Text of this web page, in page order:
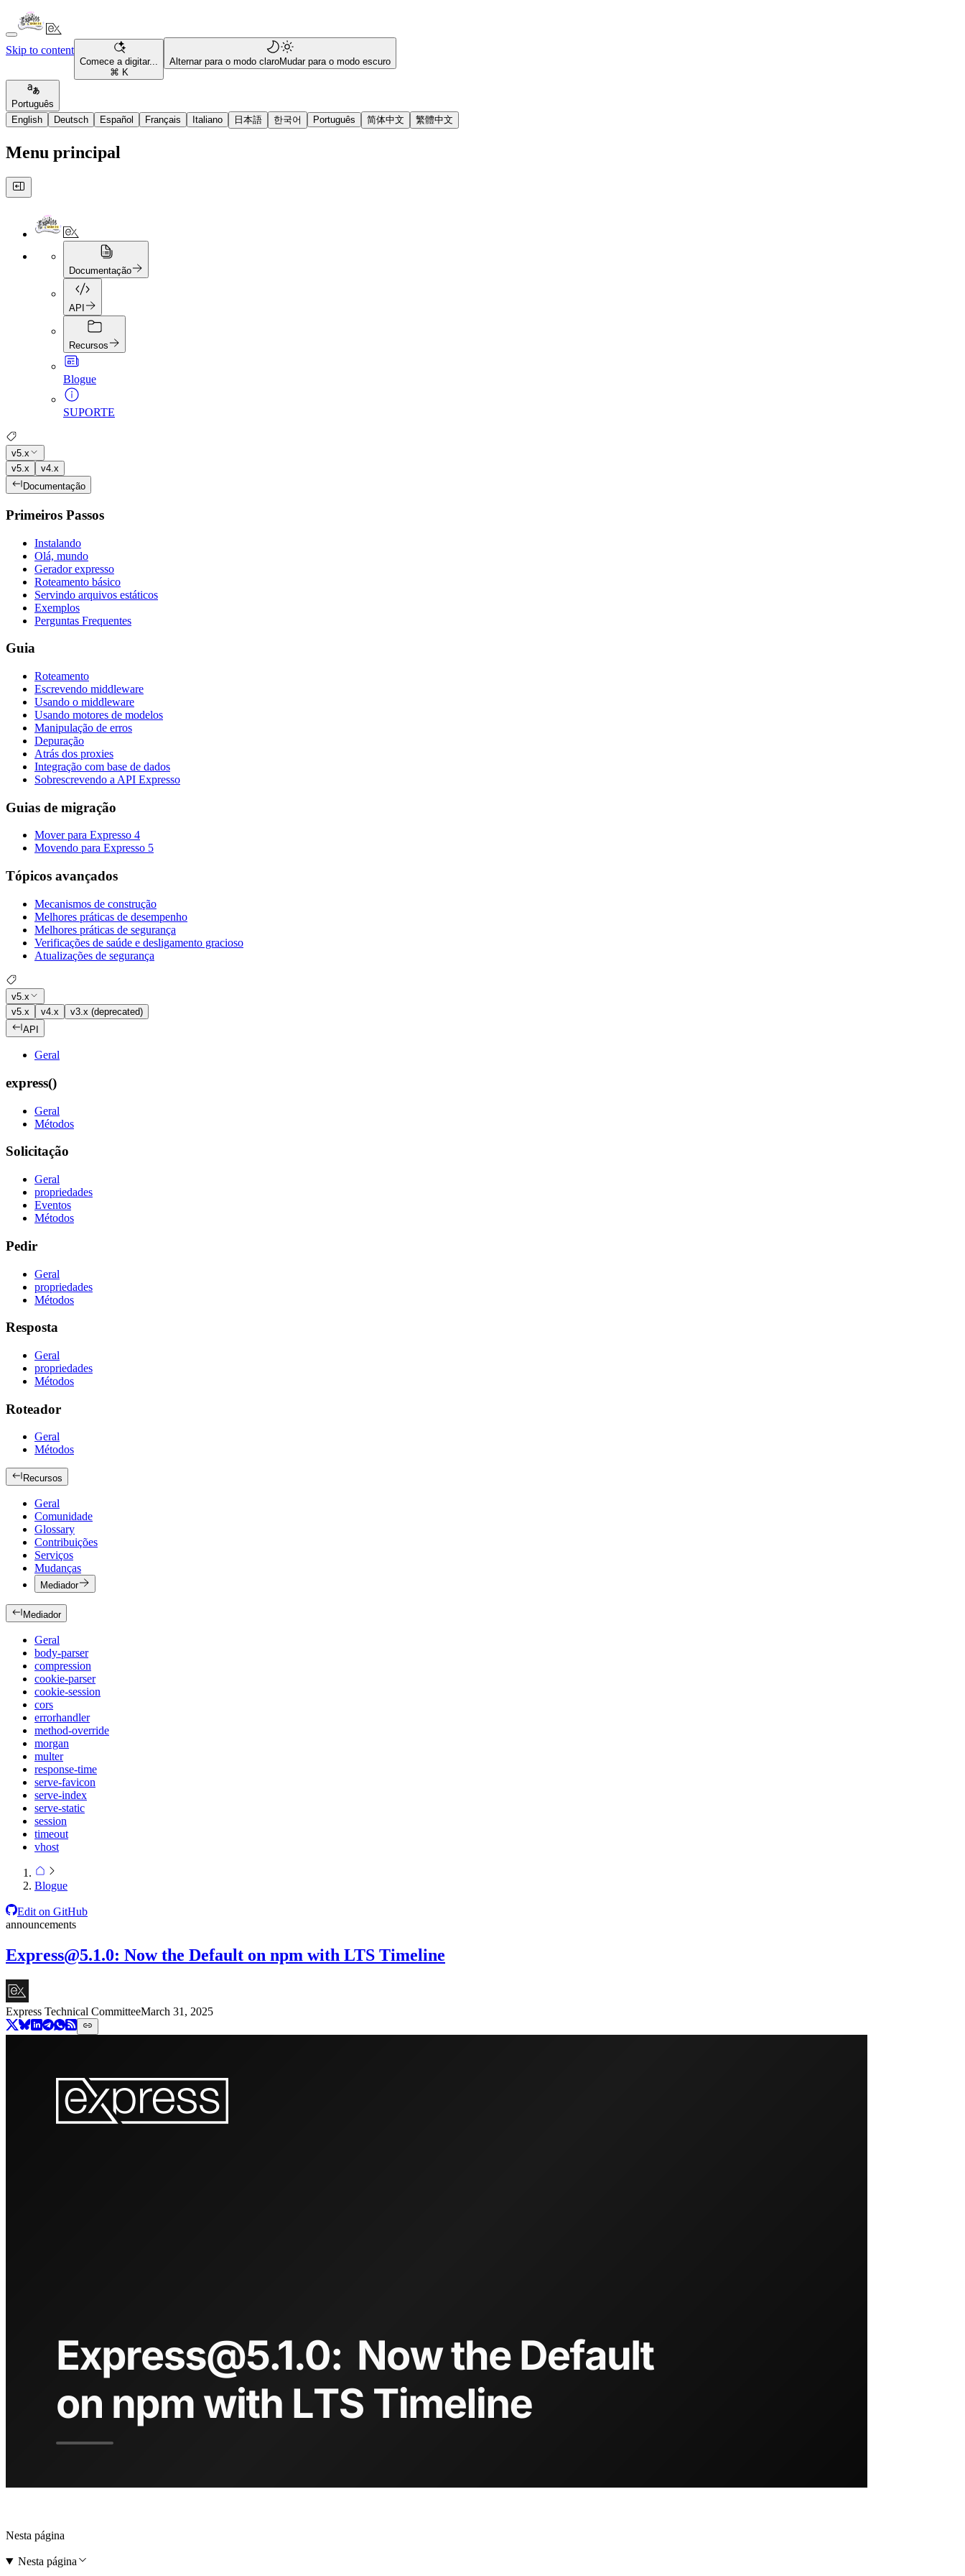
Skip to content
Comece a digitar...
⌘ K
Alternar para o modo claroMudar para o modo escuro
Português
English
Deutsch Español Français Italiano 日本語 한국어 Português 简体中文 繁體中文
Menu principal
Documentação
API
Recursos
Blogue
SUPORTE
v5.x
v5.x
v4.x
Documentação
Primeiros Passos
Instalando
Olá, mundo
Gerador expresso
Roteamento básico
Servindo arquivos estáticos
Exemplos
Perguntas Frequentes
Guia
Roteamento
Escrevendo middleware
Usando o middleware
Usando motores de modelos
Manipulação de erros
Depuração
Atrás dos proxies
Integração com base de dados
Sobrescrevendo a API Expresso
Guias de migração
Mover para Expresso 4
Movendo para Expresso 5
Tópicos avançados
Mecanismos de construção
Melhores práticas de desempenho
Melhores práticas de segurança
Verificações de saúde e desligamento gracioso
Atualizações de segurança
v5.x
v5.x
v4.x
v3.x (deprecated)
API
Geral
express()
Geral
Métodos
Solicitação
Geral
propriedades
Eventos
Métodos
Pedir
Geral
propriedades
Métodos
Resposta
Geral
propriedades
Métodos
Roteador
Geral
Métodos
Recursos
Geral
Comunidade
Glossary
Contribuições
Serviços
Mudanças
Mediador
Mediador
Geral
body-parser
compression
cookie-parser
cookie-session
cors
errorhandler
method-override
morgan
multer
response-time
serve-favicon
serve-index
serve-static
session
timeout
vhost
Blogue
Edit on GitHub
announcements
Express@5.1.0: Now the Default on npm with LTS Timeline
Express Technical CommitteeMarch 31, 2025
Nesta página
Nesta página